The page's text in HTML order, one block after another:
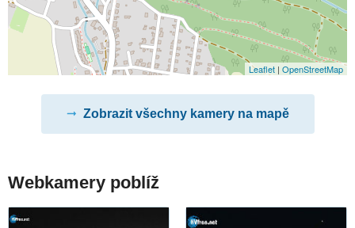
Leaflet | OpenStreetMap
Zobrazit všechny kamery na mapě
Webkamery poblíž